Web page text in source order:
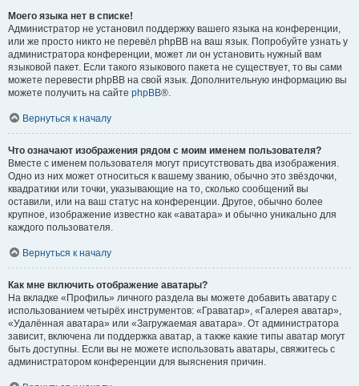
Моего языка нет в списке!
Администратор не установил поддержку вашего языка на конференции,
или же просто никто не перевёл phpBB на ваш язык. Попробуйте узнать у
администратора конференции, может ли он установить нужный вам
языковой пакет. Если такого языкового пакета не существует, то вы сами
можете перевести phpBB на свой язык. Дополнительную информацию вы
можете получить на сайте phpBB®.
Вернуться к началу
Что означают изображения рядом с моим именем пользователя?
Вместе с именем пользователя могут присутствовать два изображения.
Одно из них может относиться к вашему званию, обычно это звёздочки,
квадратики или точки, указывающие на то, сколько сообщений вы
оставили, или на ваш статус на конференции. Другое, обычно более
крупное, изображение известно как «аватара» и обычно уникально для
каждого пользователя.
Вернуться к началу
Как мне включить отображение аватары?
На вкладке «Профиль» личного раздела вы можете добавить аватару с
использованием четырёх инструментов: «Граватар», «Галерея аватар»,
«Удалённая аватара» или «Загружаемая аватара». От администратора
зависит, включена ли поддержка аватар, а также какие типы аватар могут
быть доступны. Если вы не можете использовать аватары, свяжитесь с
администратором конференции для выяснения причин.